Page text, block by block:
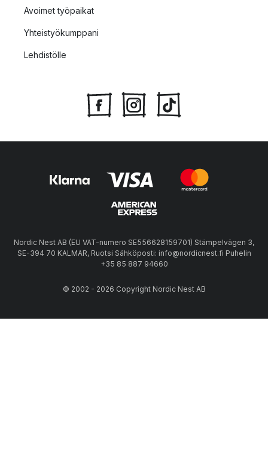
Avoimet työpaikat
Yhteistyökumppani
Lehdistölle
Nordic Nest AB (EU VAT-numero SE556628159701) Stämpelvägen 3,
SE-394 70 KALMAR, Ruotsi Sähköposti: info@nordicnest.fi Puhelin
+35 85 887 94660
© 2002 - 2026 Copyright Nordic Nest AB